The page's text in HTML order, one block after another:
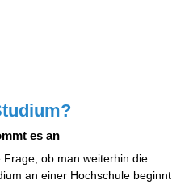
es an
ob man weiterhin die
an einer Hochschule beginnt